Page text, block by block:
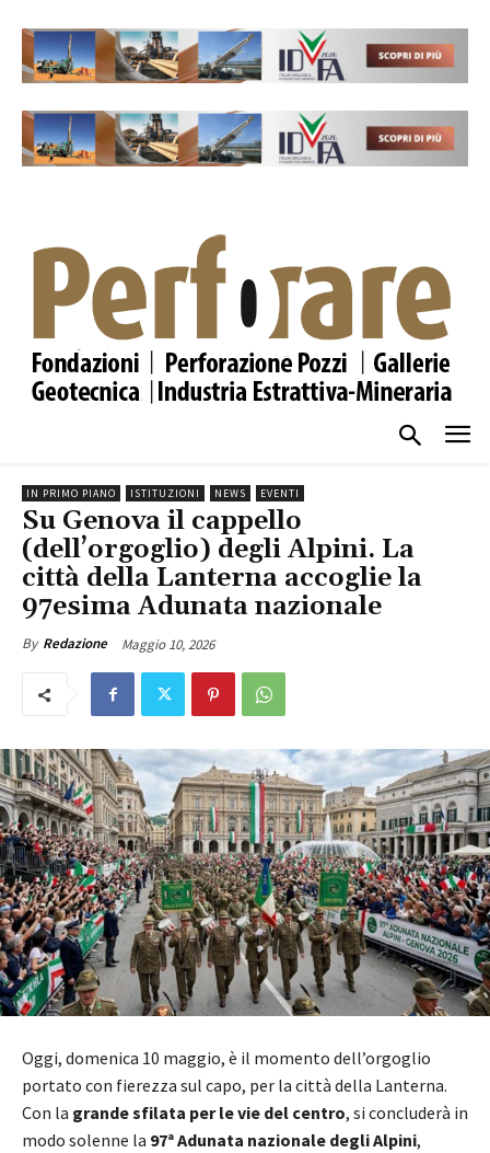
IN PRIMO PIANO ISTITUZIONI NEWS EVENTI
Su Genova il cappello
(dell’orgoglio) degli Alpini. La
città della Lanterna accoglie la
97esima Adunata nazionale
By Redazione Maggio 10, 2026
Oggi, domenica 10 maggio, è il momento dell’orgoglio
portato con fierezza sul capo, per la città della Lanterna.
Con la grande sfilata per le vie del centro, si concluderà in
modo solenne la 97ª Adunata nazionale degli Alpini,